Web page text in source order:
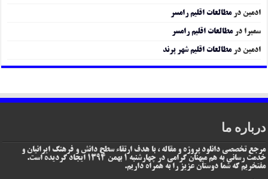
ادمین درمطالعات اقلیم رامسر
سمیرا درمطالعات اقلیم رامسر
ادمین درمطالعات اقلیم شهر پرند
درباره ما
مرجع تخصصی دانلود پروژه و مقاله ، با هدف ارتقاء سطح دانش و فرهنگ ایرانیان و
خدمت رسانی به هم میهنان گرامی در چهارشنبه 1 بهمن 1394 ایجاد گردیده است.
مفتخریم که شما دوستان عزیز را به همراه داریم.